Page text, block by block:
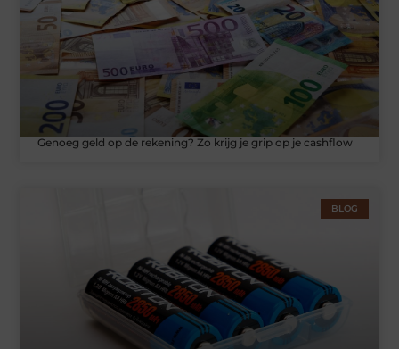
Genoeg geld op de rekening? Zo krijg je grip op je cashflow
BLOG